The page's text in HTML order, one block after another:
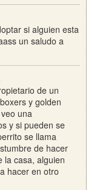
si alguien esta
un saludo a
de un
y golden
una
y si pueden se
se llama
de hacer
la casa, alguien
hacer en otro